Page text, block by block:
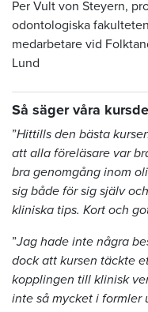
Per Vult von Steyern,
odontologiska
medarbetare vid
Lund
Så säger våra
”Hittills den bästa
att alla föreläsare var
bra genomgång inom
sig både för sig själv
kliniska tips. Kort och
”Jag hade inte några
dock att kursen täckte
kopplingen till klinisk
inte så mycket i formler